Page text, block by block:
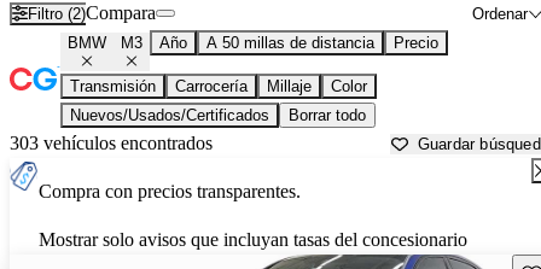
Filtro (2) Ordenar
Compara
BMW M3 Año A 50 millas de distancia Precio
Transmisión Carrocería Millaje
Color
Nuevos/Usados/Certificados
Borrar todo
303 vehículos encontrados Guardar
Compra con precios transparentes.
Mostrar solo avisos que incluyan tasas del concesionario